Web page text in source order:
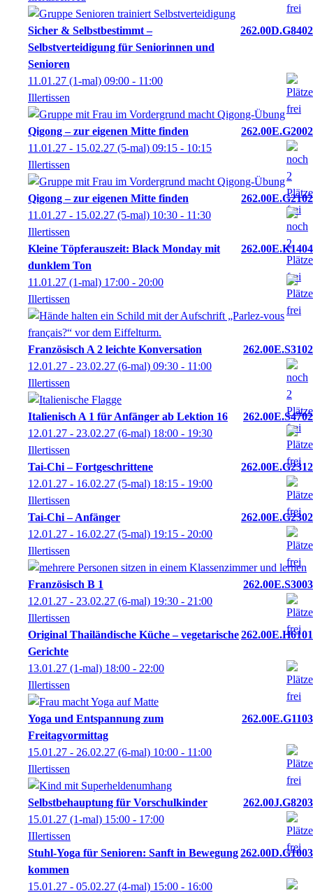
Sicher & Selbstbestimmt –
Selbstverteidigung für Seniorinnen und
Senioren
262.00D.G8402
11.01.27 (1-mal) 09:00 - 11:00
Illertissen
Qigong – zur eigenen Mitte finden
262.00E.G2002
11.01.27 - 15.02.27 (5-mal) 09:15 - 10:15
Illertissen
Qigong – zur eigenen Mitte finden
262.00E.G2102
11.01.27 - 15.02.27 (5-mal) 10:30 - 11:30
Illertissen
Kleine Töpferauszeit: Black Monday mit
dunklem Ton
262.00E.K1404
11.01.27 (1-mal) 17:00 - 20:00
Illertissen
Französisch A 2 leichte Konversation
262.00E.S3102
12.01.27 - 23.02.27 (6-mal) 09:30 - 11:00
Illertissen
Italienisch A 1 für Anfänger ab Lektion 16
262.00E.S4702
12.01.27 - 23.02.27 (6-mal) 18:00 - 19:30
Illertissen
Tai-Chi – Fortgeschrittene
262.00E.G2312
12.01.27 - 16.02.27 (5-mal) 18:15 - 19:00
Illertissen
Tai-Chi – Anfänger
262.00E.G2302
12.01.27 - 16.02.27 (5-mal) 19:15 - 20:00
Illertissen
Französisch B 1
262.00E.S3003
12.01.27 - 23.02.27 (6-mal) 19:30 - 21:00
Illertissen
Original Thailändische Küche – vegetarische
Gerichte
262.00E.H6101
13.01.27 (1-mal) 18:00 - 22:00
Illertissen
Yoga und Entspannung zum
Freitagvormittag
262.00E.G1103
15.01.27 - 26.02.27 (6-mal) 10:00 - 11:00
Illertissen
Selbstbehauptung für Vorschulkinder
262.00J.G8203
15.01.27 (1-mal) 15:00 - 17:00
IIlertissen
Stuhl-Yoga für Senioren: Sanft in Bewegung
kommen
262.00D.G1003
15.01.27 - 05.02.27 (4-mal) 15:00 - 16:00